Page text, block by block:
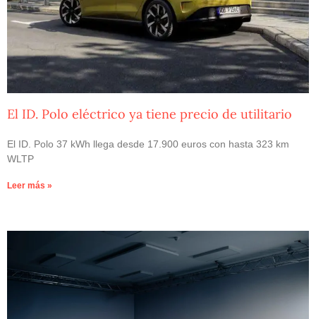
El ID. Polo eléctrico ya tiene precio de utilitario
El ID. Polo 37 kWh llega desde 17.900 euros con hasta 323 km
WLTP
Leer más »